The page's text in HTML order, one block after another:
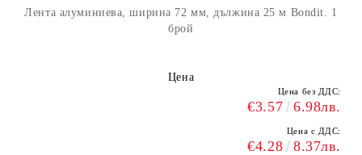
Лента алуминиева, ширина 72 мм, дължина 25 м Bondit. 1
брой
Цена
Цена без ДДС:
€3.57 6.98лв.
Цена с ДДС:
€4.28 8.37лв.